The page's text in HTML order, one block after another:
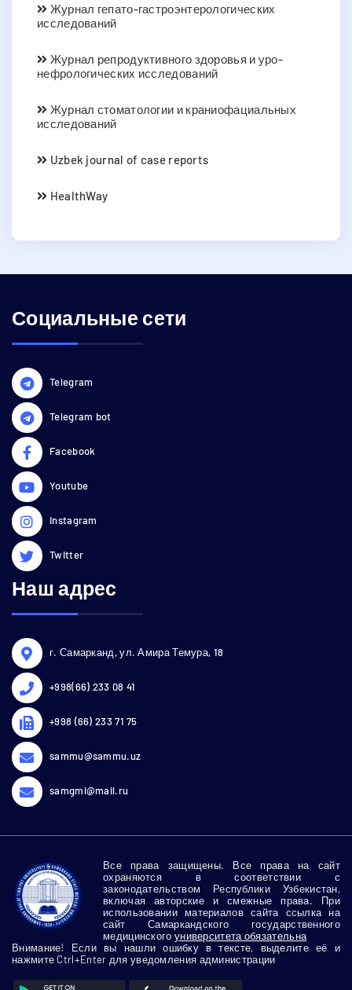
Журнал гепато-гастроэнтерологических
исследований
Журнал репродуктивного здоровья и уро-
нефрологических исследований
Журнал стоматологии и краниофациальных
исследований
Uzbek journal of case reports
HealthWay
Социальные сети
Telegram
Telegram bot
Facebook
Youtube
Instagram
Twitter
Наш адрес
г. Самарканд, ул. Амира Темура, 18
+998(66) 233 08 41
+998 (66) 233 71 75
sammu@sammu.uz
samgmi@mail.ru
Все права защищены. Все права на сайт
охраняются в соответствии с
законодательством Республики Узбекистан,
включая авторские и смежные права. При
использовании материалов сайта ссылка на
сайт Самаркандского государственного
медицинского университета обязательна
Внимание! Если вы нашли ошибку в тексте, выделите её и
нажмите Ctrl+Enter для уведомления администрации